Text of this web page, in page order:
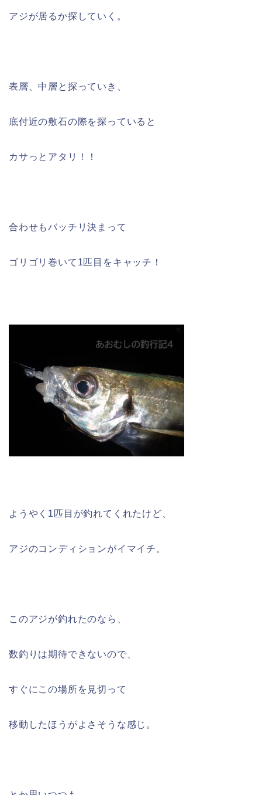
アジが居るか探していく。
表層、中層と探っていき、
底付近の敷石の際を探っていると
カサっとアタリ！！
合わせもバッチリ決まって
ゴリゴリ巻いて1匹目をキャッチ！
ようやく1匹目が釣れてくれたけど、
アジのコンディションがイマイチ。
このアジが釣れたのなら、
数釣りは期待できないので、
すぐにこの場所を見切って
移動したほうがよさそうな感じ。